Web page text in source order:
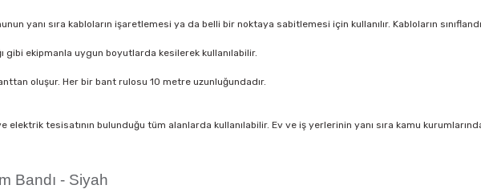
yanı sıra kabloların işaretlemesi ya da belli bir noktaya sabitlemesi için kullanılır. Kabloların
gibi ekipmanla uygun boyutlarda kesilerek kullanılabilir.
oluşur. Her bir bant rulosu 10 metre uzunluğundadır.
elektrik tesisatının bulunduğu tüm alanlarda kullanılabilir. Ev ve iş yerlerinin yanı sıra kamu
Bandı - Siyah